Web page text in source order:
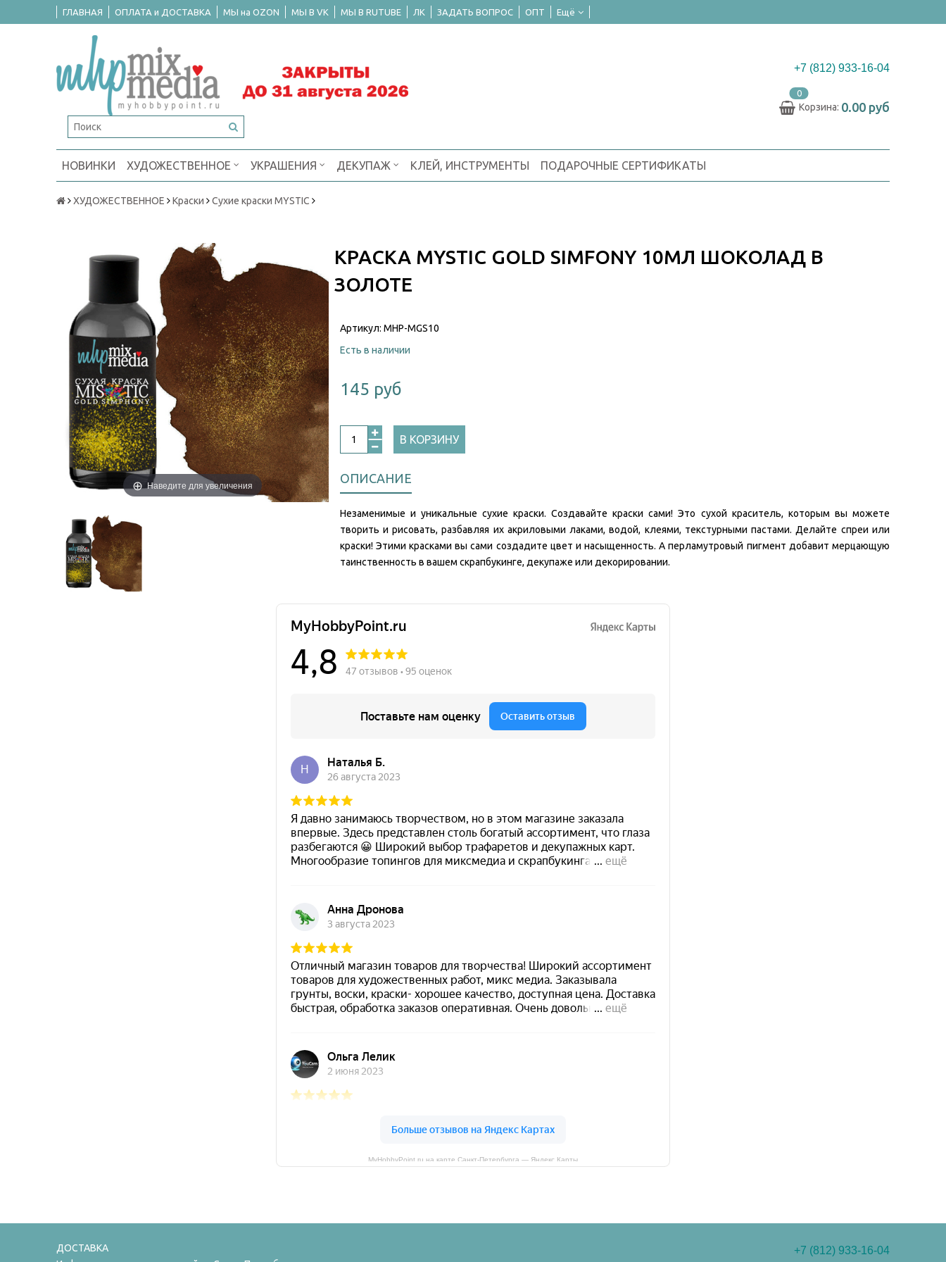
ГЛАВНАЯ ОПЛАТА и ДОСТАВКА МЫ на OZON МЫ В VK МЫ В RUTUBE ЛК ЗАДАТЬ ВОПРОС ОПТ Ещё
+7 (812) 933-16-04
0
Корзина: 0.00 руб
НОВИНКИ ХУДОЖЕСТВЕННОЕ УКРАШЕНИЯ ДЕКУПАЖ КЛЕЙ, ИНСТРУМЕНТЫ ПОДАРОЧНЫЕ СЕРТИФИКАТЫ
ХУДОЖЕСТВЕННОЕ Краски Сухие краски MYSTIC
КРАСКА MYSTIC GOLD SIMFONY 10МЛ ШОКОЛАД В
ЗОЛОТЕ
Наведите для увеличения
Артикул: MHP-MGS10
Есть в наличии
145 руб
В КОРЗИНУ
ОПИСАНИЕ
Незаменимые и уникальные сухие краски. Создавайте краски сами! Это сухой краситель, которым вы можете
творить и рисовать, разбавляя их акриловыми лаками, водой, клеями, текстурными пастами. Делайте спреи или
краски! Этими красками вы сами создадите цвет и насыщенность. А перламутровый пигмент добавит мерцающую
таинственность в вашем скрапбукинге, декупаже или декорировании.
MyHobbyPoint.ru на карте Санкт‑Петербурга — Яндекс Карты
ДОСТАВКА
+7 (812) 933-16-04